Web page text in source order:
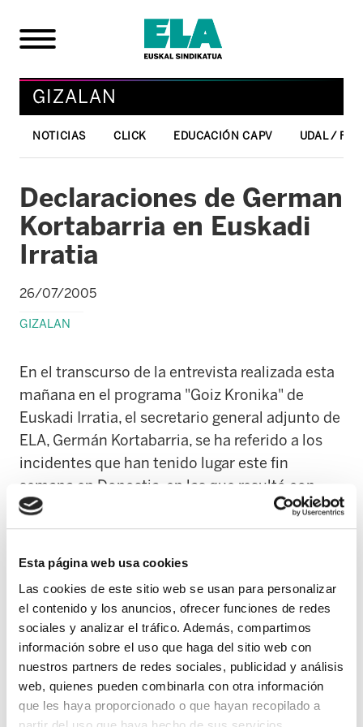
Esta página web usa cookies
Las cookies de este sitio web se usan para personalizar
el contenido y los anuncios, ofrecer funciones de redes
sociales y analizar el tráfico. Además, compartimos
información sobre el uso que haga del sitio web con
nuestros partners de redes sociales, publicidad y análisis
web, quienes pueden combinarla con otra información
que les haya proporcionado o que hayan recopilado a
GIZALAN
NOTICIAS CLICK EDUCACIÓN CAPV UDAL /
Declaraciones de German
Kortabarria en Euskadi
Irratia
26/07/2005
GIZALAN
En el transcurso de la entrevista realizada esta
mañana en el programa "Goiz Kronika" de
Euskadi Irratia, el secretario general adjunto de
ELA, Germán Kortabarria, se ha referido a los
incidentes que han tenido lugar este fin
semana en Donostia, en las que resultó con
graves heridas el representante de la
plataforma Baga Boga, Josetxo Ibazeta.
"Nosotros rechazamos los actos de sabotaje y
los ataques que se han producido en los
últimos días, pero, al mismo tiempo, creemos
que todo el mundo tiene derecho a expresar su
duelo ante una muerte y no es misión de la
Ertzaintza impedir estos actos, siempre que se
realicen de manera pacífica", ha señalado.